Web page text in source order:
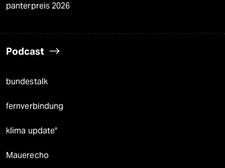
panterpreis 2026
Podcast
bundestalk
fernverbindung
klima update°
Mauerecho